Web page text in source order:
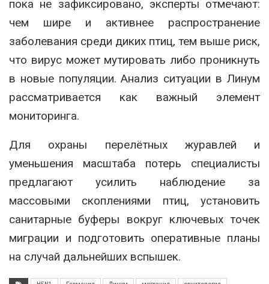
пока не зафиксировано, эксперты отмечают:
чем шире и активнее распространение
заболевания среди диких птиц, тем выше риск,
что вирус может мутировать либо проникнуть
в новые популяции. Анализ ситуации в Линум
рассматривается как важный элемент
мониторинга.
Для охраны перелётных журавлей и
уменьшения масштаба потерь специалисты
предлагают усилить наблюдение за
массовыми скоплениями птиц, установить
санитарные буферы вокруг ключевых точек
миграции и подготовить оперативные планы
на случай дальнейших вспышек.